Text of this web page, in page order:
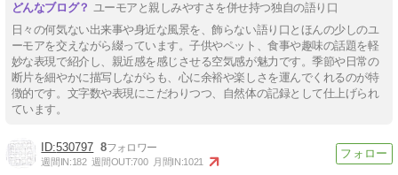
ユーモアと親しみやすさを併せ持つ独自の語り口
日々の何気ない出来事や身近な風景を、飾らない語り口とほんの少しのユ
ーモアを交えながら綴っています。子供やペット、食事や趣味の話題を軽
妙な表現で紹介し、親近感を感じさせる空気感が魅力です。季節や日常の
断片を細やかに描写しながらも、心に余裕や楽しさを運んでくれるのが特
徴的です。文字数や表現にこだわりつつ、自然体の記録として仕上げられ
ています。
530797 8
週間IN:182 週間OUT:700 月間IN:1021